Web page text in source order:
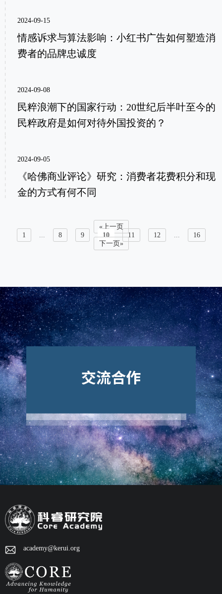
2024-09-15
情感诉求与算法影响：小红书广告如何塑造消
费者的品牌忠诚度
2024-09-08
民粹浪潮下的国家行动：20世纪后半叶至今的
民粹政府是如何对待外国投资的？
2024-09-05
《哈佛商业评论》研究：消费者花费积分和现
金的方式有何不同
«上一页
1
8 9 10 11 12
16
下一页»
academy@kerui.org